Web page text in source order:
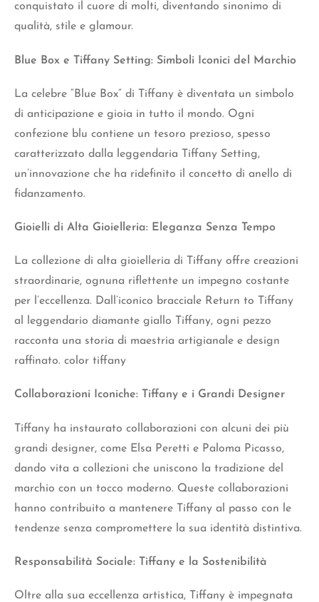
conquistato il cuore di molti, diventando sinonimo di
qualità, stile e glamour.
Blue Box e Tiffany Setting: Simboli Iconici del Marchio
La celebre “Blue Box” di Tiffany è diventata un simbolo
di anticipazione e gioia in tutto il mondo. Ogni
confezione blu contiene un tesoro prezioso, spesso
caratterizzato dalla leggendaria Tiffany Setting,
un’innovazione che ha ridefinito il concetto di anello di
fidanzamento.
Gioielli di Alta Gioielleria: Eleganza Senza Tempo
La collezione di alta gioielleria di Tiffany offre creazioni
straordinarie, ognuna riflettente un impegno costante
per l’eccellenza. Dall’iconico bracciale Return to Tiffany
al leggendario diamante giallo Tiffany, ogni pezzo
racconta una storia di maestria artigianale e design
raffinato. color tiffany
Collaborazioni Iconiche: Tiffany e i Grandi Designer
Tiffany ha instaurato collaborazioni con alcuni dei più
grandi designer, come Elsa Peretti e Paloma Picasso,
dando vita a collezioni che uniscono la tradizione del
marchio con un tocco moderno. Queste collaborazioni
hanno contribuito a mantenere Tiffany al passo con le
tendenze senza compromettere la sua identità distintiva.
Responsabilità Sociale: Tiffany e la Sostenibilità
Oltre alla sua eccellenza artistica, Tiffany è impegnata